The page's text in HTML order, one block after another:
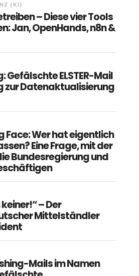
(KI)
– Diese vier Tools
Jan, OpenHands, n8n &
Gefälschte ELSTER-Mail
zur Datenaktualisierung
Face: Wer hat eigentlich
Eine Frage, mit der
Bundesregierung und
– Der
Mittelständler
Mails im Namen